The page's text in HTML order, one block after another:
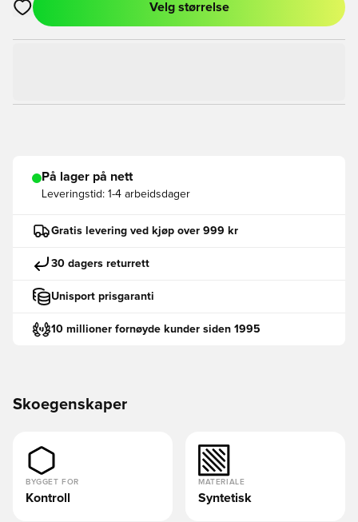
Åpner en Modal for å logge inn eller registrere deg som
Velg størrelse
På lager på nett
Leveringstid: 1-4 arbeidsdager
Gratis levering ved kjøp over 999 kr
30 dagers returrett
Unisport prisgaranti
10 millioner fornøyde kunder siden 1995
Skoegenskaper
BYGGET FOR
Kontroll
MATERIALE
Syntetisk